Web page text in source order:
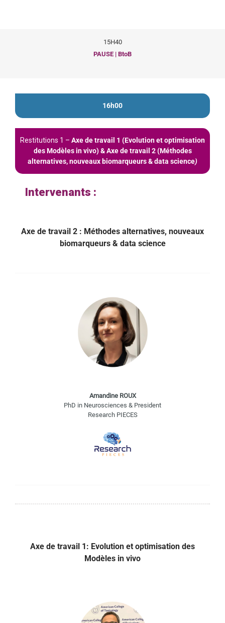
15H40
PAUSE | BtoB
16h00
Restitutions 1 – Axe de travail 1 (Evolution et optimisation
des Modèles in vivo) & Axe de travail 2 (Méthodes
alternatives, nouveaux biomarqueurs & data science)
Intervenants :
Axe de travail 2 : Méthodes alternatives, nouveaux
biomarqueurs & data science
Amandine ROUX
PhD in Neurosciences & President
Research PIECES
Axe de travail 1: Evolution et optimisation des
Modèles in vivo